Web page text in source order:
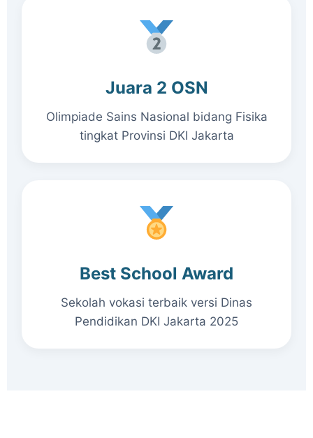
Juara 2 OSN
Olimpiade Sains Nasional bidang Fisika
tingkat Provinsi DKI Jakarta
Best School Award
Sekolah vokasi terbaik versi Dinas
Pendidikan DKI Jakarta 2025